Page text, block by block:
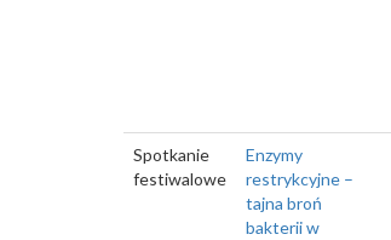
Spotkanie
festiwalowe
Enzymy
restrykcyjne –
tajna broń
bakterii w